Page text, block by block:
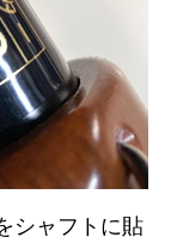
シャフトに貼